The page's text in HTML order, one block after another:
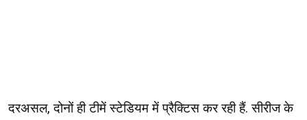
दरअसल, दोनों ही टीमें स्टेडियम में प्रैक्टिस कर रही हैं. सीरीज के